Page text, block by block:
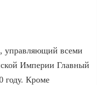
управляющий всеми
Империи Главный
году. Кроме